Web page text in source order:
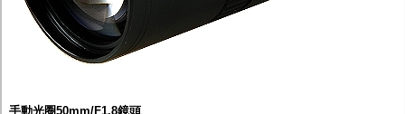
手動光圈50mm/F1.8鏡頭